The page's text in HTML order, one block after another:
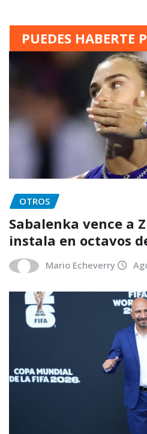
PUEDES HABERTE
OTROS
Sabalenka vence a
instala en octavos
Mario Echeverry